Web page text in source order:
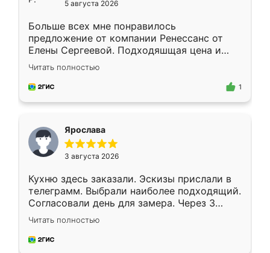
5 августа 2026
Больше всех мне понравилось
предложение от компании Ренессанс от
Елены Сергеевой. Подходяшщая цена и
короткие сроки изготовления. Приехавший
для замера сотрудник Владислав
предложил по моему эскизу самый
Читать полностью
1
Ярослава
3 августа 2026
Кухню здесь заказали. Эскизы прислали в
телеграмм. Выбрали наиболее подходящий.
Согласовали день для замера. Через 3
недели кухня была уже готова. Остались
довольны работой. Спасибо Ренессанс
мебель за качественную работу!
Читать полностью